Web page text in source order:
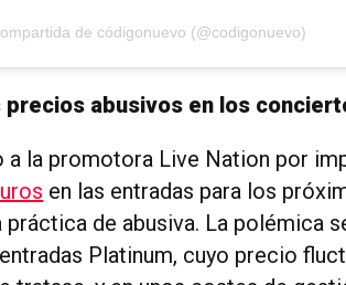
de códigonuevo (@codigonuevo)
precios abusivos en los
a la promotora Live Nation por
en las entradas para los
de abusiva. La polémica
Platinum, cuyo precio